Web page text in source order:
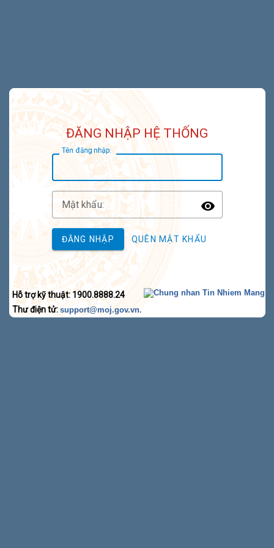
ĐĂNG NHẬP HỆ THỐNG
Tên đăng nhập:
Mật khẩu:
Toggle
ĐĂNG NHẬP QUÊN MẬT KHẨU
Hỗ trợ kỹ thuật: 1900.8888.24
Thư điện tử: support@moj.gov.vn.